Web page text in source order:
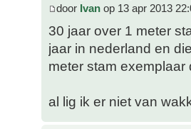
door Ivan op 13 apr 2013
30 jaar over 1 meter
jaar in nederland en
meter stam
al lig ik er niet van